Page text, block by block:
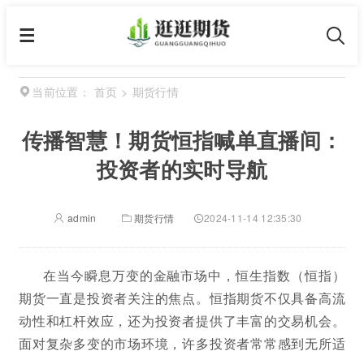
当前位置： 首页 > 期货行情
传播智慧！期货恒指喊单直播间：
投资者的实时导航
admin 期货行情 2024-11-14 12:35:30
在当今瞬息万变的金融市场中，恒生指数（恒指）
期货一直是投资者关注的焦点。恒指期货不仅具备高流
动性和杠杆效应，还为投资者提供了丰富的交易机会。
面对复杂多变的市场环境，许多投资者常常感到无所适